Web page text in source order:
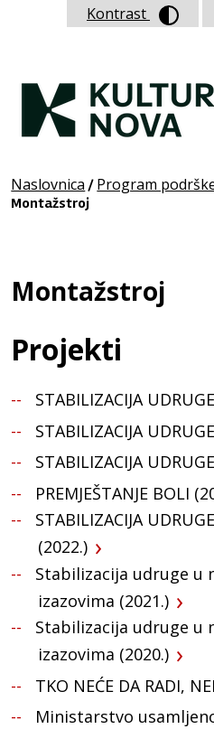
Naslovnica / Program
Montažstroj
Montažstroj
Projekti
STABILIZACIJA
STABILIZACIJA
STABILIZACIJA
PREMJEŠTANJE BOLI
STABILIZACIJA
(2022.)
Stabilizacija udruge u
izazovima (2021.)
Stabilizacija udruge u
izazovima (2020.)
TKO NEĆE DA RADI,
Ministarstvo
Kontrast